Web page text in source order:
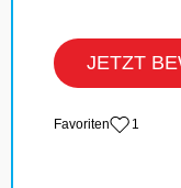
JETZT
‏Favoriten 1